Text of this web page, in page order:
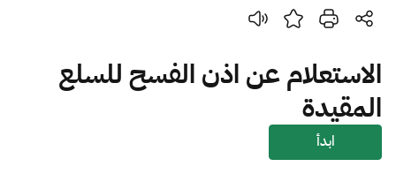
بحث
بحث بحث AI
اقتراحات
الاستعلام عن اذن الفسح للسلع
المقيدة
ابدأ